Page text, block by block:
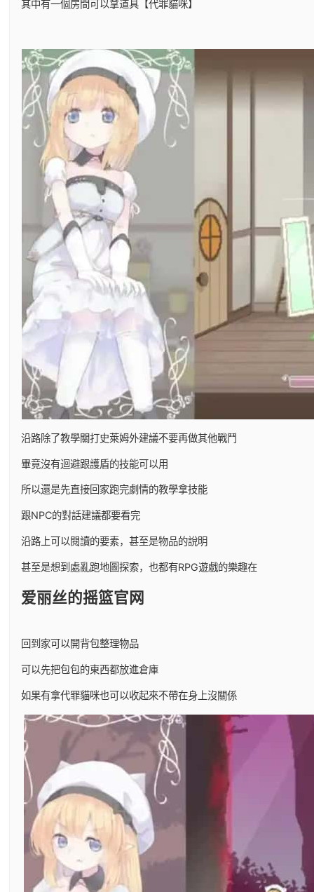
其中有一個房間可以拿道具【代罪貓咪】
沿路除了教學關打史萊姆外建議不要再做其他戰鬥
畢竟沒有迴避跟護盾的技能可以用
所以還是先直接回家跑完劇情的教學拿技能
跟NPC的對話建議都要看完
沿路上可以閱讀的要素，甚至是物品的說明
甚至是想到處亂跑地圖探索，也都有RPG遊戲的樂趣在
爱丽丝的摇篮官网
回到家可以開背包整理物品
可以先把包包的東西都放進倉庫
如果有拿代罪貓咪也可以收起來不帶在身上沒關係